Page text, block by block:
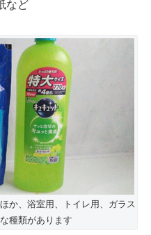
など
か、浴室用、トイレ用、ガラス
種類があります